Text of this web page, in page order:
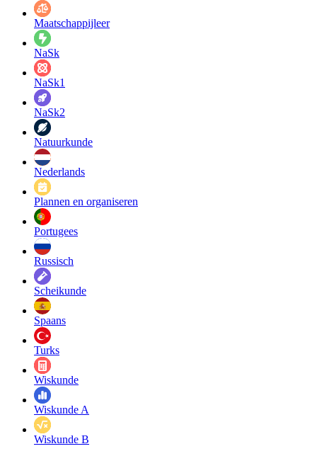
Maatschappijleer
NaSk
NaSk1
NaSk2
Natuurkunde
Nederlands
Plannen en organiseren
Portugees
Russisch
Scheikunde
Spaans
Turks
Wiskunde
Wiskunde A
Wiskunde B